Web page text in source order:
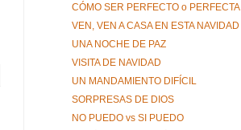
CÓMO SER PERFECTO o PERFECTA
VEN, VEN A CASA EN ESTA NAVIDAD
UNA NOCHE DE PAZ
VISITA DE NAVIDAD
UN MANDAMIENTO DIFÍCIL
SORPRESAS DE DIOS
NO PUEDO vs SI PUEDO